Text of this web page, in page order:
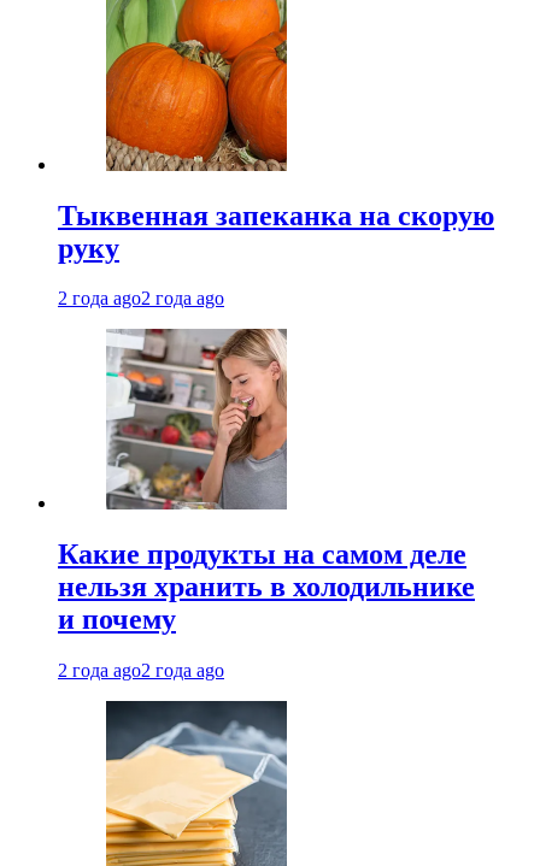
Тыквенная запеканка на скорую
руку
2 года ago2 года ago
Какие продукты на самом деле
нельзя хранить в холодильнике
и почему
2 года ago2 года ago